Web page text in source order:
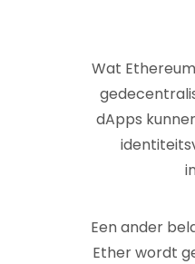
Wat
dApps
Een ander
Ether wordt